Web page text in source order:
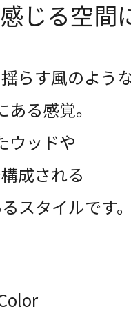
じる空間
らす風のような
る感覚。
ウッドや
成される
スタイルです。